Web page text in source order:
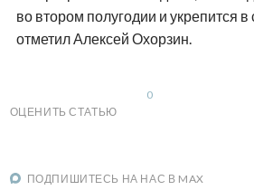
во втором полугодии и укрепится
отметил Алексей Охорзин.
ОЦЕНИТЬ СТАТЬЮ
0
ПОДПИШИТЕСЬ НА НАС В MAX